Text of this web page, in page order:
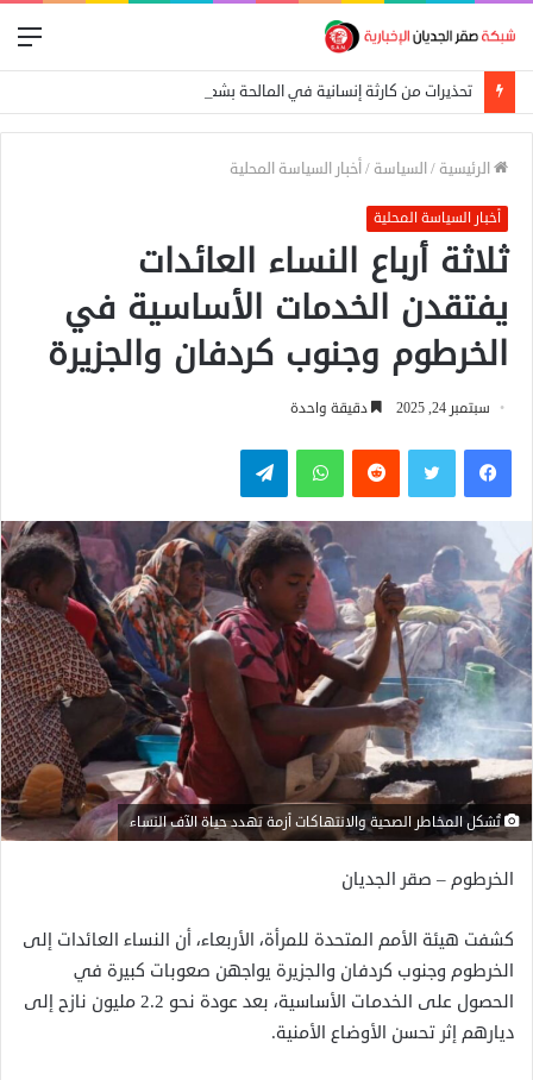
الرئيسية /السياسة /أخبار السياسة المحلية
أخبار السياسة المحلية
ثلاثة أرباع النساء العائدات
يفتقدن الخدمات الأساسية في
الخرطوم وجنوب كردفان والجزيرة
سبتمبر 24, 2025 دقيقة واحدة
فيسبوكتويتر واتساب تيلقرام
تُشكل المخاطر الصحية والانتهاكات أزمة تهدد حياة الآف النساء
الخرطوم – صقر الجديان
كشفت هيئة الأمم المتحدة للمرأة، الأربعاء، أن النساء العائدات إلى
الخرطوم وجنوب كردفان والجزيرة يواجهن صعوبات كبيرة في
الحصول على الخدمات الأساسية، بعد عودة نحو 2.2 مليون نازح إلى
ديارهم إثر تحسن الأوضاع الأمنية.